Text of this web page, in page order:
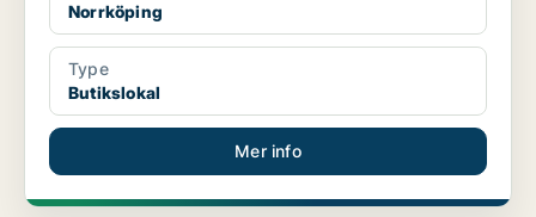
Norrköping
Type
Butikslokal
Mer info